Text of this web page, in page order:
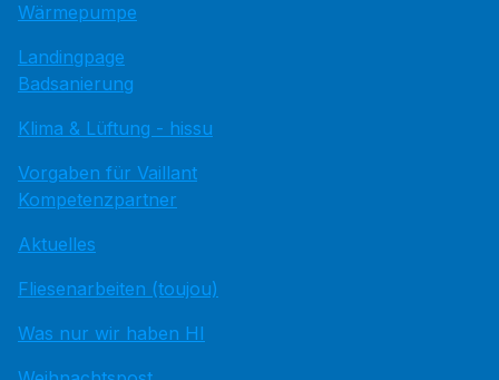
Wärmepumpe
Landingpage
Badsanierung
Klima & Lüftung - hissu
Vorgaben für Vaillant
Kompetenzpartner
Aktuelles
Fliesenarbeiten (toujou)
Was nur wir haben HI